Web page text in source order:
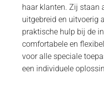
haar klanten. Zij staan
uitgebreid en uitvoerig
praktische hulp bij de
comfortabele en
voor alle speciale
een individuele